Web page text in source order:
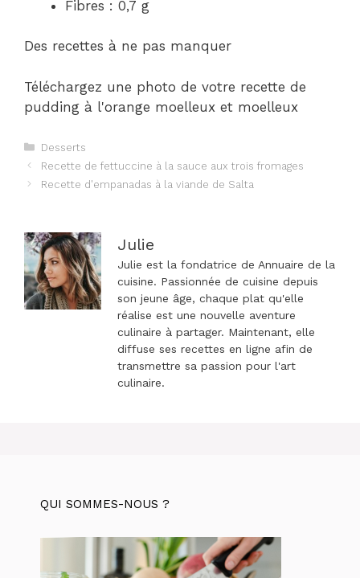
Fibres : 0,7 g
Des recettes à ne pas manquer
Téléchargez une photo de votre recette de
pudding à l'orange moelleux et moelleux
Catégories
Desserts
Navigation
des
Recette de fettuccine à la sauce aux trois fromages
Recette d'empanadas à la viande de Salta
Julie
Julie est la fondatrice de Annuaire de la
cuisine. Passionnée de cuisine depuis
son jeune âge, chaque plat qu'elle
réalise est une nouvelle aventure
culinaire à partager. Maintenant, elle
diffuse ses recettes en ligne afin de
transmettre sa passion pour l'art
culinaire.
QUI SOMMES-NOUS ?